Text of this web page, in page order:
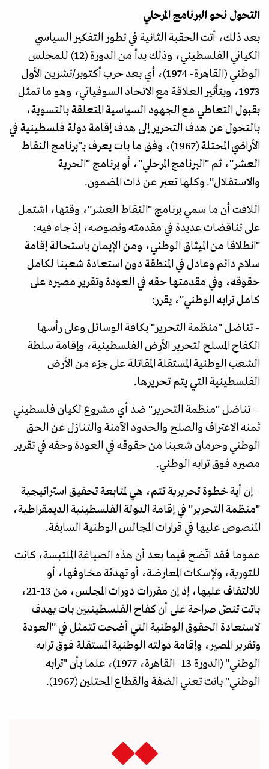
التحول نحو البرنامج المرحلي
بعد ذلك، أتت الحقبة الثانية في تطور التفكير السياسي
الكياني الفلسطيني، وذلك بدأ من الدورة (12) للمجلس
الوطني (القاهرة- 1974)، أي بعد حرب أكتوبر/تشرين الأول
1973، وبتأثير العلاقة مع الاتحاد السوفياتي، وهو ما تمثل
بقبول التعاطي مع الجهود السياسية المتعلقة بالتسوية،
بالتحول عن هدف التحرير إلى هدف إقامة دولة فلسطينية في
الأراضي المحتلة (1967)، وفق ما بات يعرف بـ"برنامج النقاط
العشر"، ثم "البرنامج المرحلي"، أو برنامج "الحرية
والاستقلال". وكلها تعبر عن ذات المضمون.
اللافت أن ما سمي برنامج "النقاط العشر"، وقتها، اشتمل
على تناقضات عديدة في مقدمته ونصوصه، إذ جاء فيه:
"انطلاقا من الميثاق الوطني، ومن الإيمان باستحالة إقامة
سلام دائم وعادل في المنطقة دون استعادة شعبنا لكامل
حقوقه، وفي مقدمتها حقه في العودة وتقرير مصيره على
كامل ترابه الوطني"، يقرر:
– تناضل "منظمة التحرير" بكافة الوسائل وعلى رأسها
الكفاح المسلح لتحرير الأرض الفلسطينية، وإقامة سلطة
الشعب الوطنية المستقلة المقاتلة على جزء من الأرض
الفلسطينية التي يتم تحريرها.
– تناضل "منظمة التحرير" ضد أي مشروع لكيان فلسطيني
ثمنه الاعتراف والصلح والحدود الآمنة والتنازل عن الحق
الوطني وحرمان شعبنا من حقوقه في العودة وحقه في تقرير
مصيره فوق ترابه الوطني.
– إن أية خطوة تحريرية تتم، هي لمتابعة تحقيق استراتيجية
"منظمة التحرير" في إقامة الدولة الفلسطينية الديمقراطية،
المنصوص عليها في قرارات المجالس الوطنية السابقة.
عموما فقد اتّضح فيما بعد أن هذه الصياغة الملتبسة، كانت
للتورية، ولإسكات المعارضة، أو تهدئة مخاوفها، أو
للالتفاف عليها، إذ إن مقررات دورات المجلس، من 13-21،
باتت تنصّ صراحة على أن كفاح الفلسطينيين بات يهدف
لاستعادة الحقوق الوطنية التي أضحت تتمثل في "العودة
وتقرير المصير، وإقامة دولته الوطنية المستقلة فوق ترابه
الوطني" (الدورة 13- القاهرة، 1977)، علما بأن "ترابه
الوطني" باتت تعني الضفة والقطاع المحتلين (1967).